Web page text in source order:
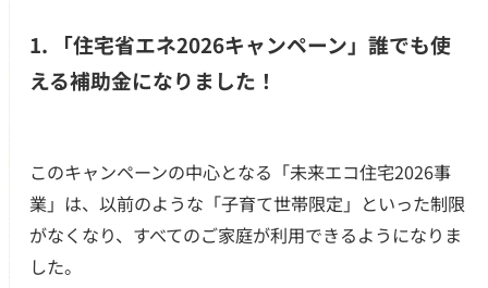
ご依頼～施工の流れ
施工料金の一例
スタッフブログ
1. 「住宅省エネ2026キャンペーン」誰でも使
える補助金になりました！
このキャンペーンの中心となる「未来エコ住宅2026事
業」は、以前のような「子育て世帯限定」といった制限
がなくなり、すべてのご家庭が利用できるようになりま
した。